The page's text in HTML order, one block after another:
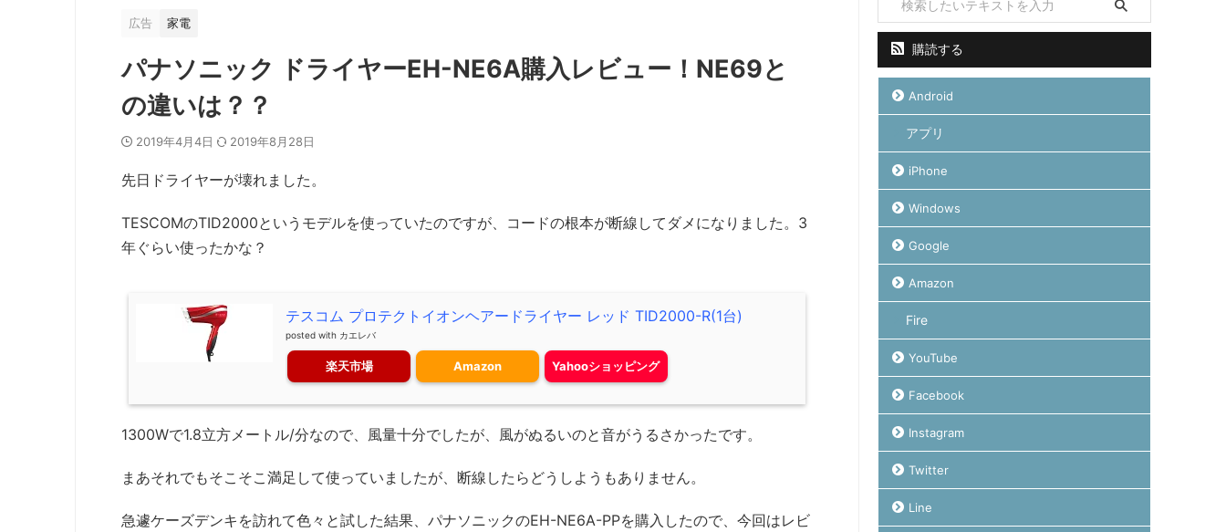
広告 家電
パナソニック ドライヤーEH-NE6A購入レビュー！NE69と
の違いは？？
2019年4月4日 2019年8月28日
先日ドライヤーが壊れました。
TESCOMのTID2000というモデルを使っていたのですが、コードの根本が断線してダメになりました。3
年ぐらい使ったかな？
テスコム プロテクトイオンヘアードライヤー レッド TID2000-R(1台)
posted with カエレバ
楽天市場 Amazon Yahooショッピング
1300Wで1.8立方メートル/分なので、風量十分でしたが、風がぬるいのと音がうるさかったです。
まあそれでもそこそこ満足して使っていましたが、断線したらどうしようもありません。
急遽ケーズデンキを訪れて色々と試した結果、パナソニックのEH-NE6A-PPを購入したので、今回はレビ
購読する
Android
アプリ
iPhone
Windows
Google
Amazon
Fire
YouTube
Facebook
Instagram
Twitter
Line